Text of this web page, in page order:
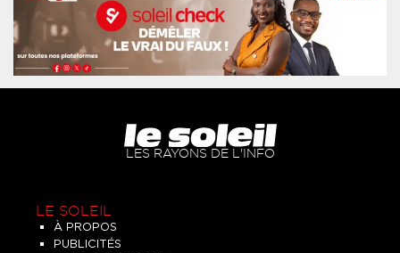
LES RAYONS DE L'INFO
LE SOLEIL
À PROPOS
PUBLICITÉS